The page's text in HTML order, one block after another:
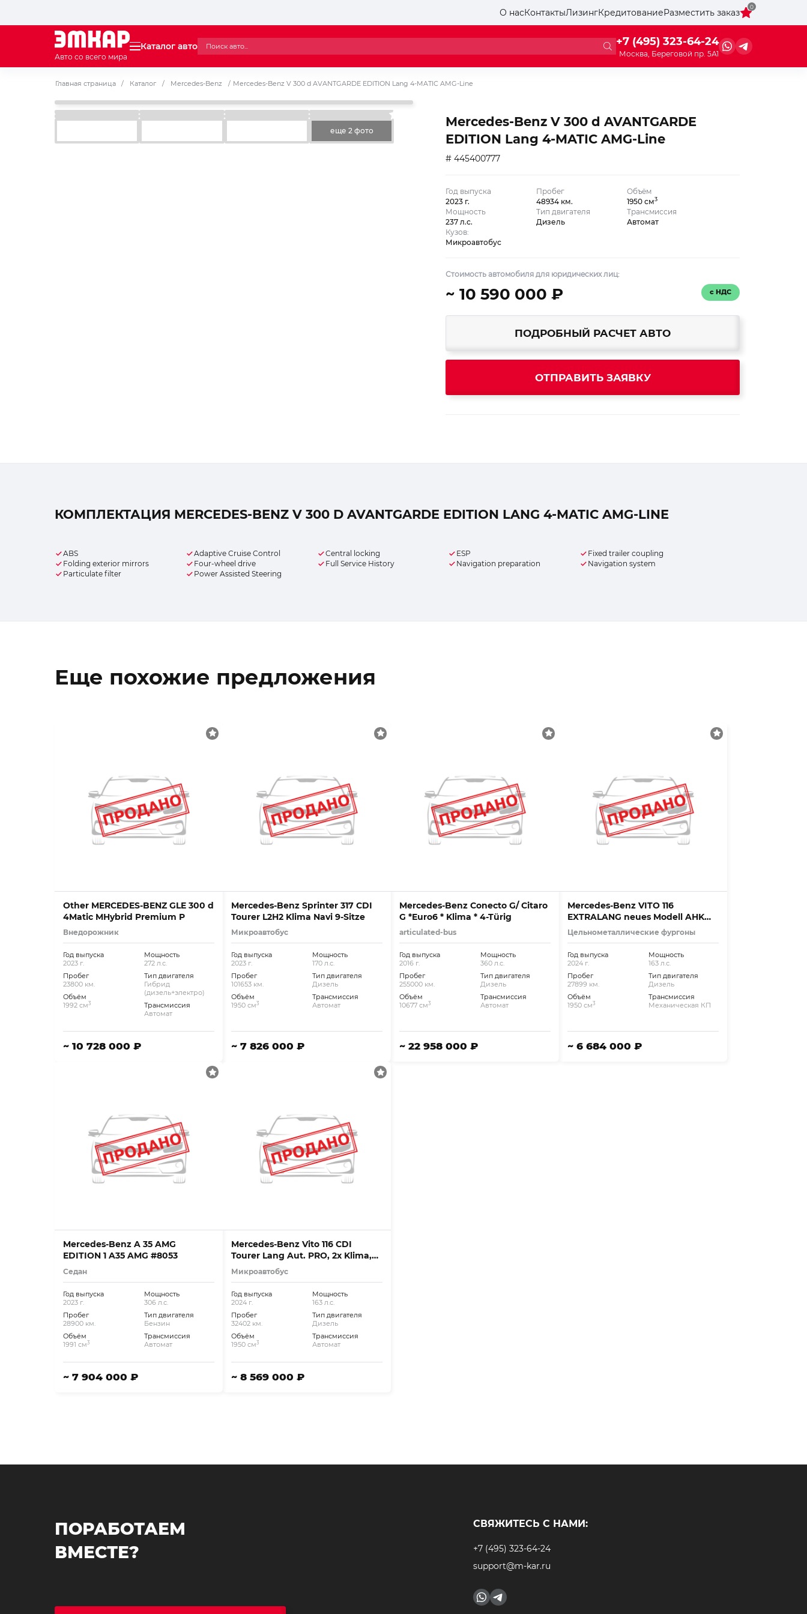
О насКонтактыЛизингКредитованиеРазместить заказ
0
Авто со всего мира
Каталог авто +7 (495) 323-64-24
Москва, Береговой пр. 5А1
Главная страница / Каталог / Mercedes-Benz / Mercedes-Benz V 300 d AVANTGARDE EDITION Lang 4-MATIC AMG-Line
еще 2 фото
Mercedes-Benz V 300 d AVANTGARDE
EDITION Lang 4-MATIC AMG-Line
# 445400777
Год выпуска
2023 г.
Пробег
48934 км.
Объём
1950 см3
Мощность
237 л.с.
Тип двигателя
Дизель
Трансмиссия
Автомат
Кузов:
Микроавтобус
Стоимость автомобиля для юридических лиц:
~ 10 590 000 ₽ с НДС
ПОДРОБНЫЙ РАСЧЕТ АВТО
ОТПРАВИТЬ ЗАЯВКУ
КОМПЛЕКТАЦИЯ MERCEDES-BENZ V 300 D AVANTGARDE EDITION LANG 4-MATIC AMG-LINE
ABS Adaptive Cruise Control Central locking ESP
Fixed trailer coupling
Folding exterior mirrors
Four-wheel drive Full Service History Navigation preparation
Navigation system
Particulate filter
Power Assisted Steering
Еще похожие предложения
Other MERCEDES-BENZ GLE 300 d
4Matic MHybrid Premium P
Внедорожник
Год выпуска
2023 г.
Пробег
23800 км.
Объём
1992 см3
Мощность
272 л.с.
Тип двигателя
Гибрид
(дизель+электро)
Трансмиссия
Автомат
~ 10 728 000 ₽
Mercedes-Benz Sprinter 317 CDI
Tourer L2H2 Klima Navi 9-Sitze
Микроавтобус
Год выпуска
2023 г.
Пробег
101653 км.
Объём
1950 см3
Мощность
170 л.с.
Тип двигателя
Дизель
Трансмиссия
Автомат
~ 7 826 000 ₽
Mercedes-Benz Conecto G/ Citaro
G *Euro6 * Klima * 4-Türig
articulated-bus
Год выпуска
2016 г.
Пробег
255000 км.
Объём
10677 см3
Мощность
360 л.с.
Тип двигателя
Дизель
Трансмиссия
Автомат
~ 22 958 000 ₽
Mercedes-Benz VITO 116
EXTRALANG neues Modell AHK
NAVI MBUX
Цельнометаллические фургоны
Год выпуска
2024 г.
Пробег
27899 км.
Объём
1950 см3
Мощность
163 л.с.
Тип двигателя
Дизель
Трансмиссия
Механическая КП
~ 6 684 000 ₽
Mercedes-Benz A 35 AMG
EDITION 1 A35 AMG #8053
Седан
Год выпуска
2023 г.
Пробег
28900 км.
Объём
1991 см3
Мощность
306 л.с.
Тип двигателя
Бензин
Трансмиссия
Автомат
~ 7 904 000 ₽
Mercedes-Benz Vito 116 CDI
Tourer Lang Aut. PRO, 2x Klima,
Kam
Микроавтобус
Год выпуска
2024 г.
Пробег
32402 км.
Объём
1950 см3
Мощность
163 л.с.
Тип двигателя
Дизель
Трансмиссия
Автомат
~ 8 569 000 ₽
ПОРАБОТАЕМ
ВМЕСТЕ?
СВЯЖИТЕСЬ С НАМИ:
+7 (495) 323-64-24
support@m-kar.ru